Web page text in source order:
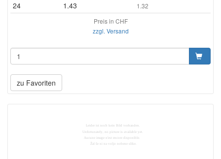
24 1.43
1.32
Preis in CHF
zzgl. Versand
zu Favoriten